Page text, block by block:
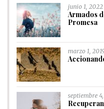
junio 1, 2022
Armados
Promesa
marzo 1,
septiembre